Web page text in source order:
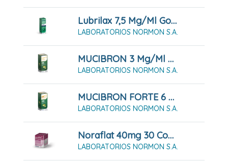
Lubrilax 7,5 Mg/ml Gotas Orales En Solución 30 Ml
LABORATORIOS NORMON S.A.
MUCIBRON 3 Mg/ml Solución Oral 200ml
LABORATORIOS NORMON S.A.
MUCIBRON FORTE 6 Mg/ml Solución Oral 250 Ml
LABORATORIOS NORMON S.A.
Noraflat 40mg 30 Comprimidos Masticables
LABORATORIOS NORMON S.A.